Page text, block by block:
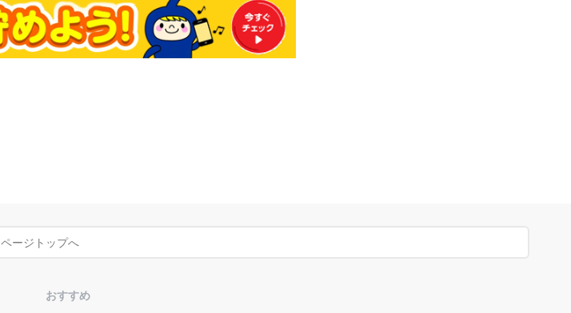
ページトップへ
おすすめ